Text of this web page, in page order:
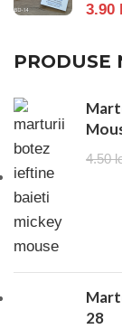
3.90
PRODUSE
4.50
28